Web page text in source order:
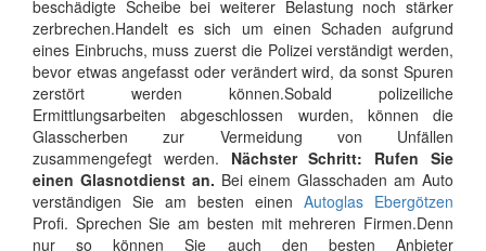
beschädigte Scheibe bei weiterer Belastung noch stärker
zerbrechen.Handelt es sich um einen Schaden aufgrund
eines Einbruchs, muss zuerst die Polizei verständigt werden,
bevor etwas angefasst oder verändert wird, da sonst Spuren
zerstört werden können.Sobald polizeiliche
Ermittlungsarbeiten abgeschlossen wurden, können die
Glasscherben zur Vermeidung von Unfällen
zusammengefegt werden. Nächster Schritt: Rufen Sie
einen Glasnotdienst an. Bei einem Glasschaden am Auto
verständigen Sie am besten einen Autoglas Ebergötzen
Profi. Sprechen Sie am besten mit mehreren Firmen.Denn
nur so können Sie auch den besten Anbieter